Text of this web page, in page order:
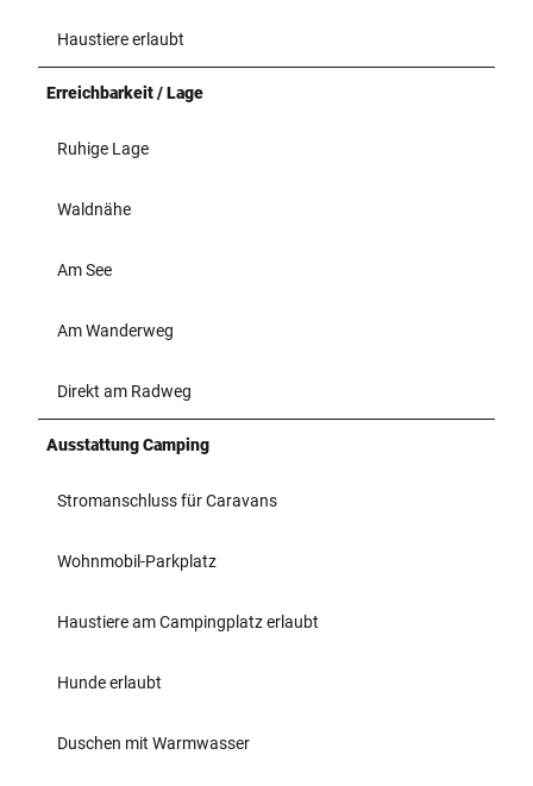
Haustiere erlaubt
Erreichbarkeit / Lage
Ruhige Lage
Waldnähe
Am See
Am Wanderweg
Direkt am Radweg
Ausstattung Camping
Stromanschluss für Caravans
Wohnmobil-Parkplatz
Haustiere am Campingplatz erlaubt
Hunde erlaubt
Duschen mit Warmwasser